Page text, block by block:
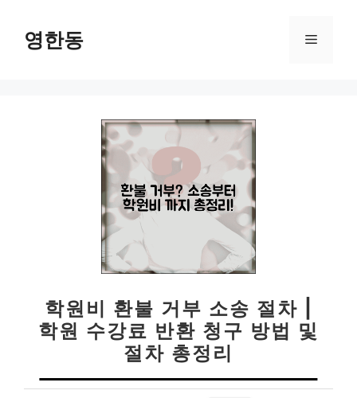
영한동 메
학원비 환불 거부 소송 절차 |
학원 수강료 반환 청구 방법 및
절차 총정리